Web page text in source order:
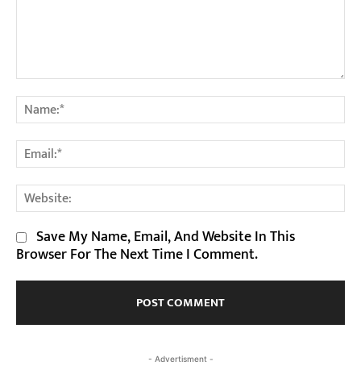
Comment:
Save My Name, Email, And Website In This
Browser For The Next Time I Comment.
- Advertisment -